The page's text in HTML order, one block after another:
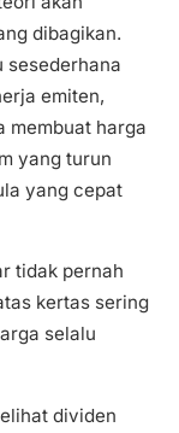
dibagikan.
sesederhana
emiten,
membuat harga
yang turun
yang cepat
tidak pernah
kertas sering
selalu
dividen